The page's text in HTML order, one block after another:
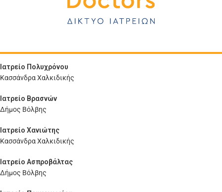
Ιατρείο Πολυχρόνου
Κασσάνδρα Χαλκιδικής
Ιατρείο Βρασνών
Δήμος Βόλβης
Ιατρείο Χανιώτης
Κασσάνδρα Χαλκιδικής
Ιατρείο Ασπροβάλτας
Δήμος Βόλβης